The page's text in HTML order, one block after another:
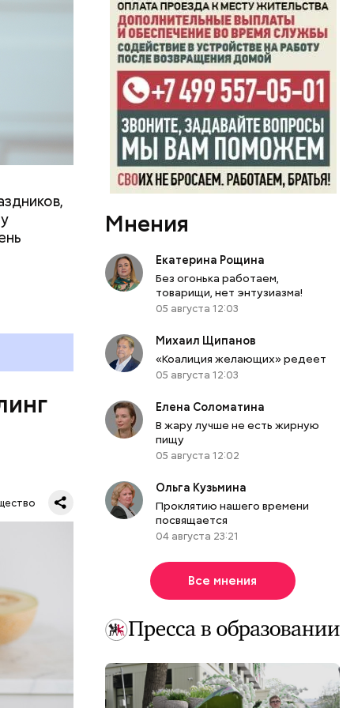
у
Мнения
Екатерина Рощина
Без огонька работаем,
товарищи, нет энтузиазма!
05 августа 12:03
Михаил Щипанов
«Коалиция желающих» редеет
05 августа 12:03
Елена Соломатина
В жару лучше не есть жирную
пищу
05 августа 12:02
Ольга Кузьмина
Проклятию нашего времени
посвящается
04 августа 23:21
Все мнения